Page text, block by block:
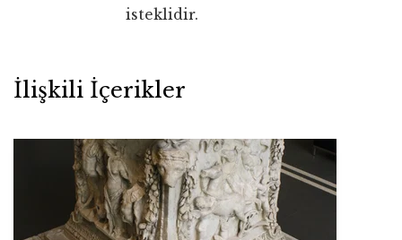
isteklidir.
İlişkili İçerikler